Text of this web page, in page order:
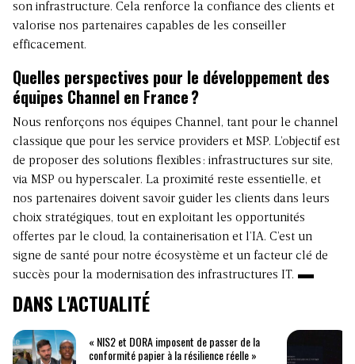
son infrastructure. Cela renforce la confiance des clients et
valorise nos partenaires capables de les conseiller
efficacement.
Quelles perspectives pour le développement des
équipes Channel en France ?
Nous renforçons nos équipes Channel, tant pour le channel
classique que pour les service providers et MSP. L’objectif est
de proposer des solutions flexibles : infrastructures sur site,
via MSP ou hyperscaler. La proximité reste essentielle, et
nos partenaires doivent savoir guider les clients dans leurs
choix stratégiques, tout en exploitant les opportunités
offertes par le cloud, la containerisation et l’IA. C’est un
signe de santé pour notre écosystème et un facteur clé de
succès pour la modernisation des infrastructures IT.
DANS L'ACTUALITÉ
« NIS2 et DORA imposent de passer de la
conformité papier à la résilience réelle »